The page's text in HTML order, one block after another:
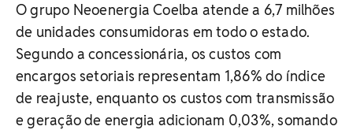
O grupo Neoenergia Coelba atende a 6,7 milhões
de unidades consumidoras em todo o estado.
Segundo a concessionária, os custos com
encargos setoriais representam 1,86% do índice
de reajuste, enquanto os custos com transmissão
e geração de energia adicionam 0,03%, somando